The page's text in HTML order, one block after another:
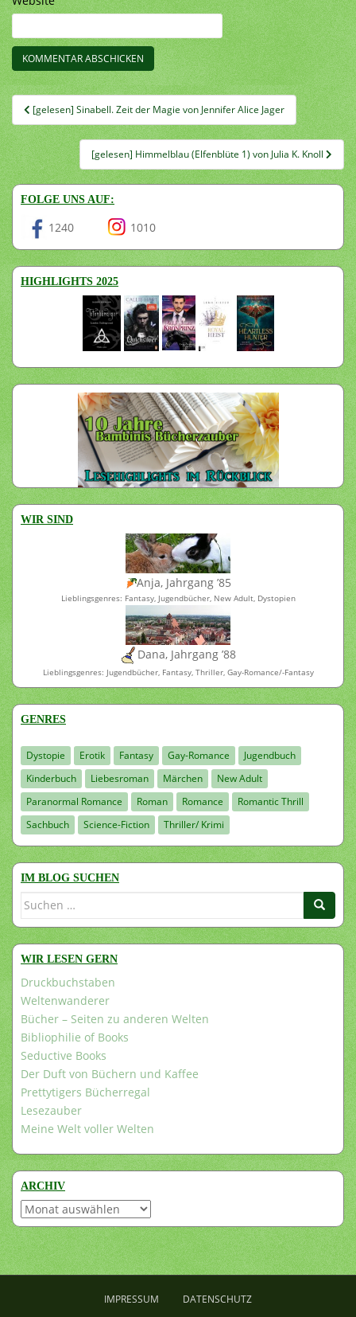
Beitragsnavigation
[gelesen] Sinabell. Zeit der Magie von Jennifer Alice Jager
[gelesen] Himmelblau (Elfenblüte 1) von Julia K. Knoll
FOLGE UNS AUF:
1240 1010
HIGHLIGHTS 2025
WIR SIND
Anja, Jahrgang ’85
Lieblingsgenres: Fantasy, Jugendbücher, New Adult, Dystopien
Dana, Jahrgang ’88
Lieblingsgenres: Jugendbücher, Fantasy, Thriller, Gay-Romance/-Fantasy
GENRES
Dystopie Erotik Fantasy Gay-Romance
Jugendbuch
Kinderbuch
Liebesroman Märchen
New Adult
Paranormal Romance
Roman Romance
Romantic Thrill
Sachbuch
Science-Fiction Thriller/ Krimi
IM BLOG SUCHEN
Suchen
WIR LESEN GERN
Druckbuchstaben
Weltenwanderer
Bücher – Seiten zu anderen Welten
Bibliophilie of Books
Seductive Books
Der Duft von Büchern und Kaffee
Prettytigers Bücherregal
Lesezauber
Meine Welt voller Welten
ARCHIV
Archiv
IMPRESSUM DATENSCHUTZ